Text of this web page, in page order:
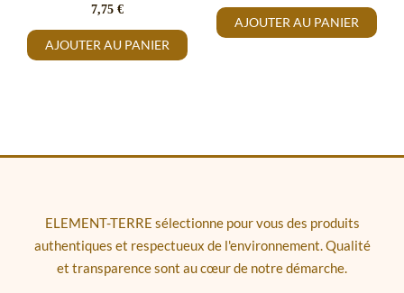
7,75€
AJOUTER AU PANIER
AJOUTER AU PANIER
ELEMENT-TERRE sélectionne pour vous des produits
authentiques et respectueux de l'environnement. Qualité
et transparence sont au cœur de notre démarche.